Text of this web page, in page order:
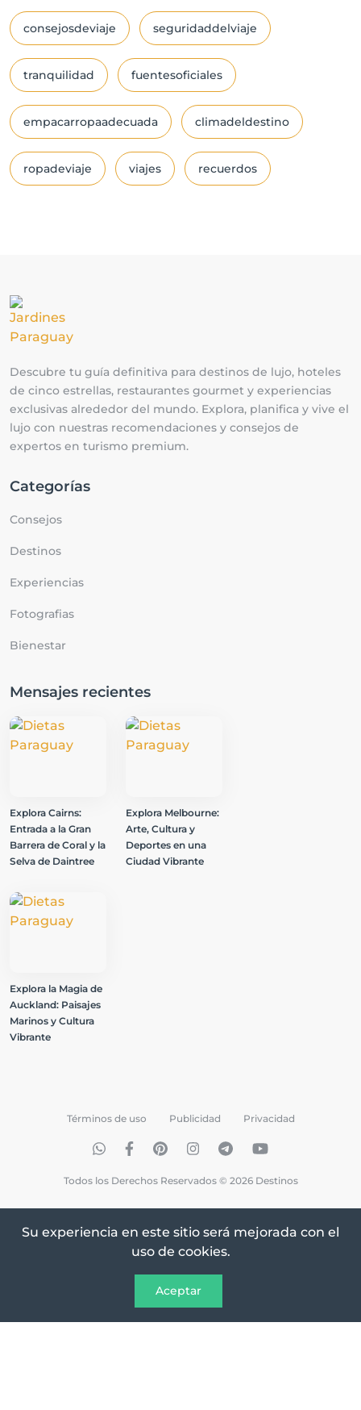
consejosdeviaje seguridaddelviaje
tranquilidad fuentesoficiales
empacarropaadecuada climadeldestino
ropadeviaje viajes recuerdos
Descubre tu guía definitiva para destinos de lujo, hoteles
de cinco estrellas, restaurantes gourmet y experiencias
exclusivas alrededor del mundo. Explora, planifica y vive el
lujo con nuestras recomendaciones y consejos de
expertos en turismo premium.
Categorías
Consejos
Destinos
Experiencias
Fotografias
Bienestar
Mensajes recientes
Explora Cairns:
Entrada a la Gran
Barrera de Coral y la
Selva de Daintree
Explora Melbourne:
Arte, Cultura y
Deportes en una
Ciudad Vibrante
Explora la Magia de
Auckland: Paisajes
Marinos y Cultura
Vibrante
Todos los Derechos Reservados © 2026 Destinos
Términos de uso Publicidad Privacidad
Su experiencia en este sitio será mejorada con el
uso de cookies.
Aceptar